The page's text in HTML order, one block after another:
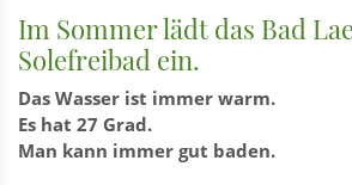
Im Sommer lädt das Bad
Solefreibad ein.
Das Wasser ist immer warm.
Es hat 27 Grad.
Man kann immer gut baden.